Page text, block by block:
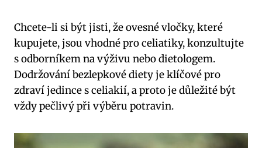
Chcete-li si být jisti, že ovesné vločky, které
kupujete, jsou vhodné pro celiatiky, konzultujte
s odborníkem na výživu nebo dietologem.
Dodržování bezlepkové diety je klíčové pro
zdraví jedince s celiakií, a proto je důležité být
vždy pečlivý při výběru potravin.